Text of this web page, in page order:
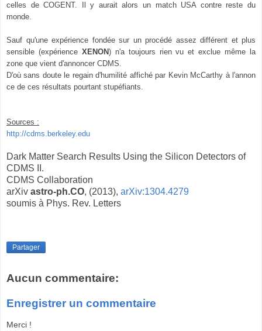
celles de COGENT. Il y aurait alors un match USA contre reste du
monde.
Sauf qu'une expérience fondée sur un procédé assez différent et plus
sensible (expérience XENON) n'a toujours rien vu etexclue même la
zone que vient d'annoncer CDMS.
D'où sans doute le regain d'humilité affiché par Kevin McCarthy à l'annon
ce de ces résultats pourtant stupéfiants.
Sources :
http://cdms.berkeley.edu
Dark Matter Search Results Using the Silicon Detectors of
CDMS II.
CDMS Collaboration
arXiv astro-ph.CO, (2013), arXiv:1304.4279
soumis à Phys. Rev. Letters
Partager
Aucun commentaire:
Enregistrer un commentaire
Merci !